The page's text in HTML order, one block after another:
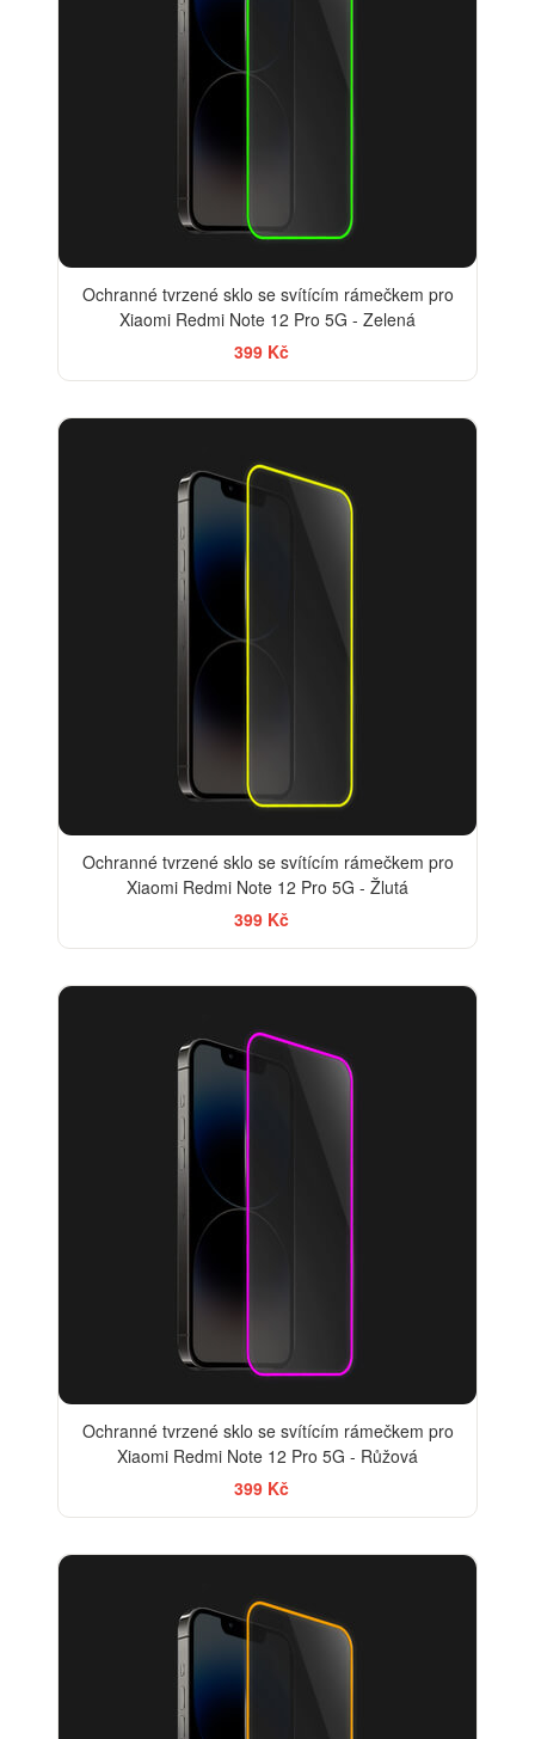
Ochranné tvrzené sklo se svítícím rámečkem pro
Xiaomi Redmi Note 12 Pro 5G - Zelená
399 Kč
Ochranné tvrzené sklo se svítícím rámečkem pro
Xiaomi Redmi Note 12 Pro 5G - Žlutá
399 Kč
Ochranné tvrzené sklo se svítícím rámečkem pro
Xiaomi Redmi Note 12 Pro 5G - Růžová
399 Kč